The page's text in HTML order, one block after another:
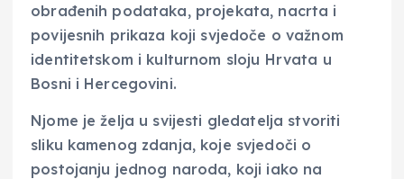
obrađenih podataka, projekata, nacrta i
povijesnih prikaza koji svjedoče o važnom
identitetskom i kulturnom sloju Hrvata u
Bosni i Hercegovini.
Njome je želja u svijesti gledatelja stvoriti
sliku kamenog zdanja, koje svjedoči o
postojanju jednog naroda, koji iako na